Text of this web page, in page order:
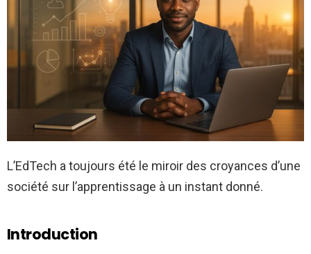
L’EdTech a toujours été le miroir des croyances d’une
société sur l’apprentissage à un instant donné.
Introduction